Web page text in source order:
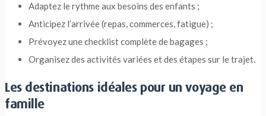
Adaptez le rythme aux besoins des enfants ;
Anticipez l’arrivée (repas, commerces, fatigue) ;
Prévoyez une checklist complète de bagages ;
Organisez des activités variées et des étapes sur le trajet.
Les destinations idéales pour un voyage en
famille